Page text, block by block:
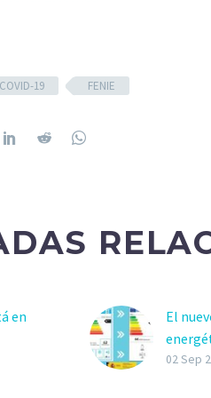
COVID-19 FENIE
en
El
para
02 Sep